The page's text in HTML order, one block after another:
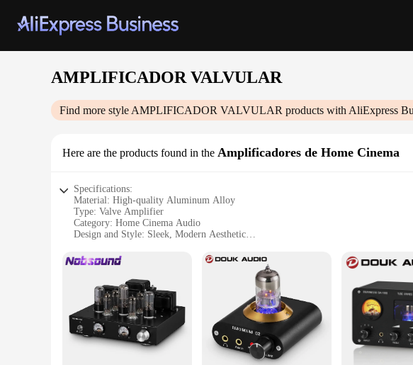
AMPLIFICADOR VALVULAR
Find more style AMPLIFICADOR VALVULAR products with AliExpress
Here are the products found in the Amplificadores de Home Cinema
Specifications:
Material: High-quality Aluminum Alloy
Type: Valve Amplifier
Category: Home Cinema Audio
Design and Style: Sleek, Modern Aesthetic
Performance and Property: High-Fidelity Sound with Low Distortion
Parts and Accessories: Comes with a Power Cord and User Manual
Features:
|Wholesale|Vendors|
**Elevate Your Home Entertainment Experience**
The AMPLIFICADOR VALVULAR is the quintessential audio solution for
aesthetic, is not just a piece of equipment but a statement of style that